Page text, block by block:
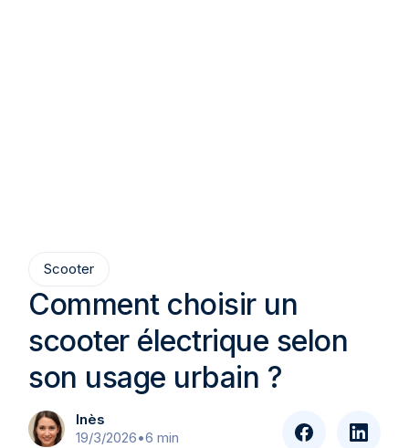
Scooter
Comment choisir un
scooter électrique selon
son usage urbain ?
Inès
19/3/2026•6 min